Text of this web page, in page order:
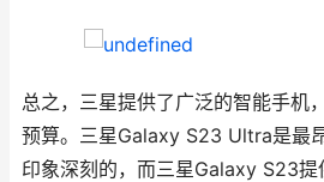
总之，三星提供了广泛的智能手机
预算。三星Galaxy S23 Ultra是最
印象深刻的，而三星Galaxy S23